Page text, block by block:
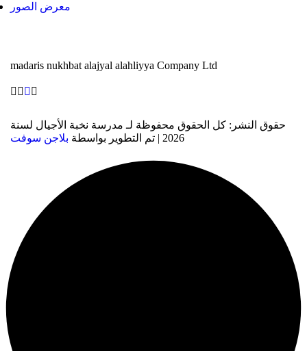
معرض الصور
madaris nukhbat alajyal alahliyya Company Ltd
حقوق النشر: كل الحقوق محفوظة لـ مدرسة نخبة الأجيال لسنة
2026 | تم التطوير بواسطة
بلاجن سوفت